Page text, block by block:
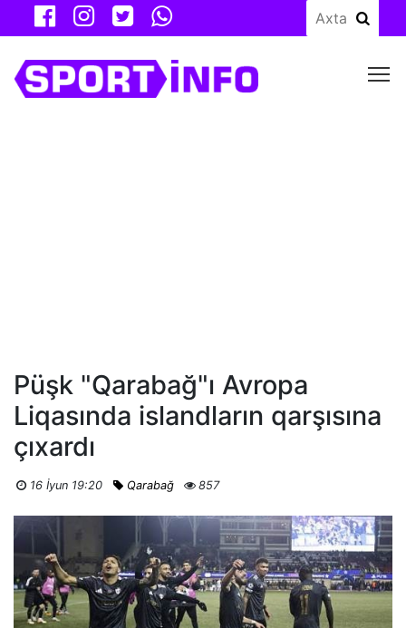
Püşk "Qarabağ"ı Avropa
Liqasında islandların qarşısına
çıxardı
16 İyun 19:20 Qarabağ 857